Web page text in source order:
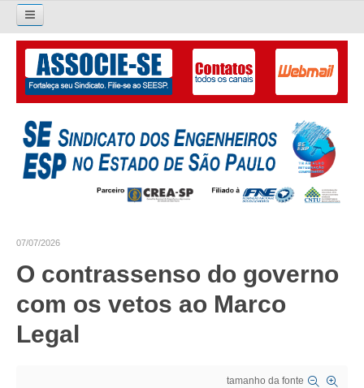
Pesquisar...
O SINDICATO
APRESENTAÇÃO
PALAVRA DO PRESIDENTE
GALERIA EX-PRESIDENTES
07/07/2026
O contrassenso do governo
com os vetos ao Marco
Legal
tamanho da fonte